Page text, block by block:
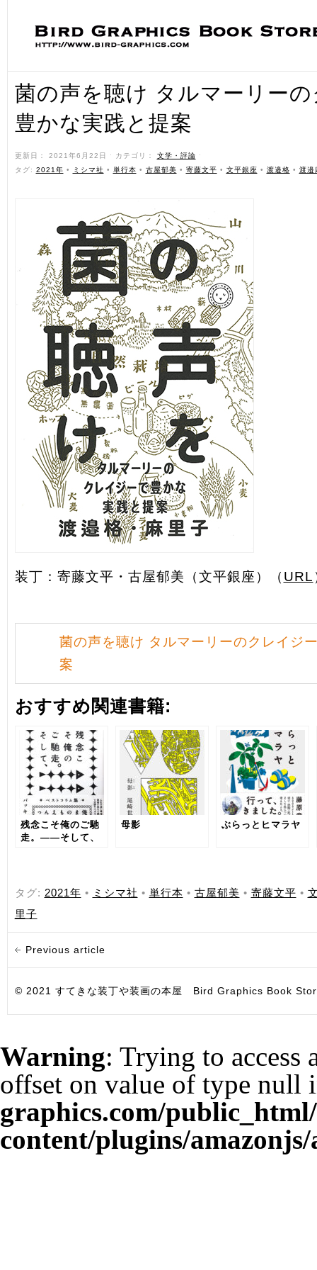
菌の声を聴け タルマーリー
豊かな実践と提案
更新日： 2021年6月22日 ˑ カテゴリ： 文学・評論 ˑ
タグ: 2021年 • ミシマ社 • 単行本 • 古屋郁美 • 寄藤文平 • 文平銀座 • 渡邉格 • 渡邉
装丁：寄藤文平・古屋郁美（文平銀座）（ URL
菌の声を聴け タルマーリーのクレイジ
案
おすすめ関連書籍:
残念こそ俺のご馳
走。――そして、
母影 ぶらっとヒマラヤ
タグ: 2021年 • ミシマ社 • 単行本 • 古屋郁美 • 寄藤文平 •
里子
Previous article
© 2021 すてきな装丁や装画の本屋 Bird Graphics Book
Warning: Trying to access
offset on value of type null
graphics.com/
content/plugins/